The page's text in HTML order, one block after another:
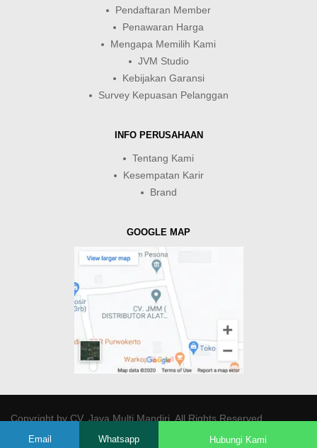
Pendaftaran Member
Penawaran Harga
Mengapa Memilih Kami
JVM Studio
Kebijakan Garansi
Survey Kepuasan Pelanggan
INFO PERUSAHAAN
Tentang Kami
Kesempatan Karir
Brand
GOOGLE MAP
Copyright byCV. Java Multi Mandiri. All Rights Reserved.
Email Whatsapp Hubungi Kami